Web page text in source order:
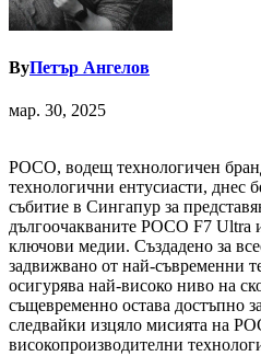
ByПетър Ангелов
мар. 30, 2025
POCO, водещ технологичен
технологични ентусиасти, днес
събитие в Сингапур за
дългоочакваните POCO F7 Ultra
ключови медии. Създадено за
задвижвано от най-съвременни
осигурява най-високо ниво на
същевременно остава достъпно
следвайки изцяло мисията на
високопроизводителни